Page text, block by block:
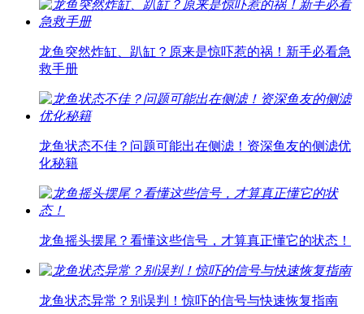
龙鱼突然炸缸、趴缸？原来是惊吓惹的祸！新手必看急
救手册
龙鱼状态不佳？问题可能出在侧滤！资深鱼友的侧滤优
化秘籍
龙鱼摇头摆尾？看懂这些信号，才算真正懂它的状态！
龙鱼状态异常？别误判！惊吓的信号与快速恢复指南